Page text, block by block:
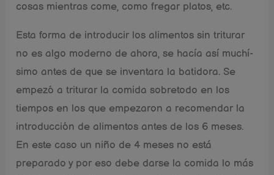
cosas mientras come, como fregar platos, etc.
Esta forma de introducir los alimentos sin triturar
no es algo moderno de ahora, se hací­a así­ muchí­
simo antes de que se inventara la batidora. Se
empezó a triturar la comida sobretodo en los
tiempos en los que empezaron a recomendar la
introducción de alimentos antes de los 6 meses.
En este caso un niño de 4 meses no está
preparado y por eso debe darse la comida lo más